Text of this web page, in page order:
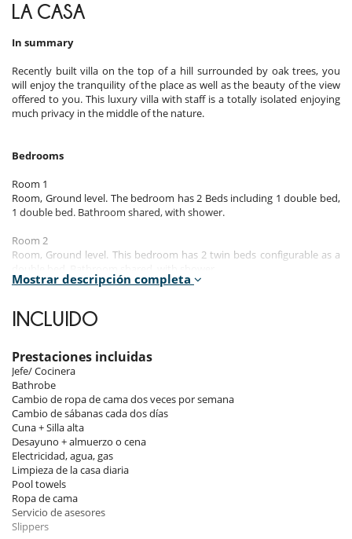
LA CASA
In summary
Recently built villa on the top of a hill surrounded by oak trees, you
will enjoy the tranquility of the place as well as the beauty of the view
offered to you. This luxury villa with staff is a totally isolated enjoying
much privacy in the middle of the nature.
Bedrooms
Room 1
Room, Ground level. The bedroom has 2 Beds including 1 double bed,
1 double bed. Bathroom shared, with shower.
Room 2
Room, Ground level. This bedroom has 2 twin beds configurable as a
Room, Ground level. This bedroom has 1 double bed Queen size.
Bathroom ensuite.
Room 4
Room, Ground level. This bedroom has 1 double bed. Bathroom
ensuite.
The first bedroom has two floors connected with a white wooden
stairs with one double bedd at each floor
The fourth bedroom is in the guest house which has a separate
entrance
Indoors
Whether you are inside or outside of the house, you can admire the
Mostrar descripción completa
INCLUIDO
Prestaciones incluidas
Jefe/ Cocinera
Bathrobe
Cambio de ropa de cama dos veces por semana
Cambio de sábanas cada dos días
Cuna + Silla alta
Desayuno + almuerzo o cena
Electricidad, agua, gas
Limpieza de la casa diaria
Pool towels
Ropa de cama
Servicio de asesores
Slippers